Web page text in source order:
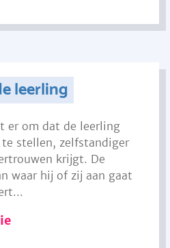
leerling
er om dat de leerling
stellen, zelfstandiger
krijgt. De
waar hij of zij aan gaat